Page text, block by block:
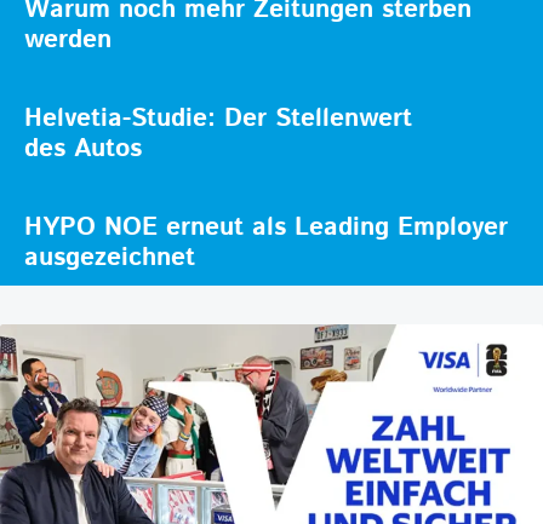
Warum noch mehr Zeitungen sterben
werden
Helvetia-Studie: Der Stellenwert
des Autos
HYPO NOE erneut als Leading Employer
ausgezeichnet